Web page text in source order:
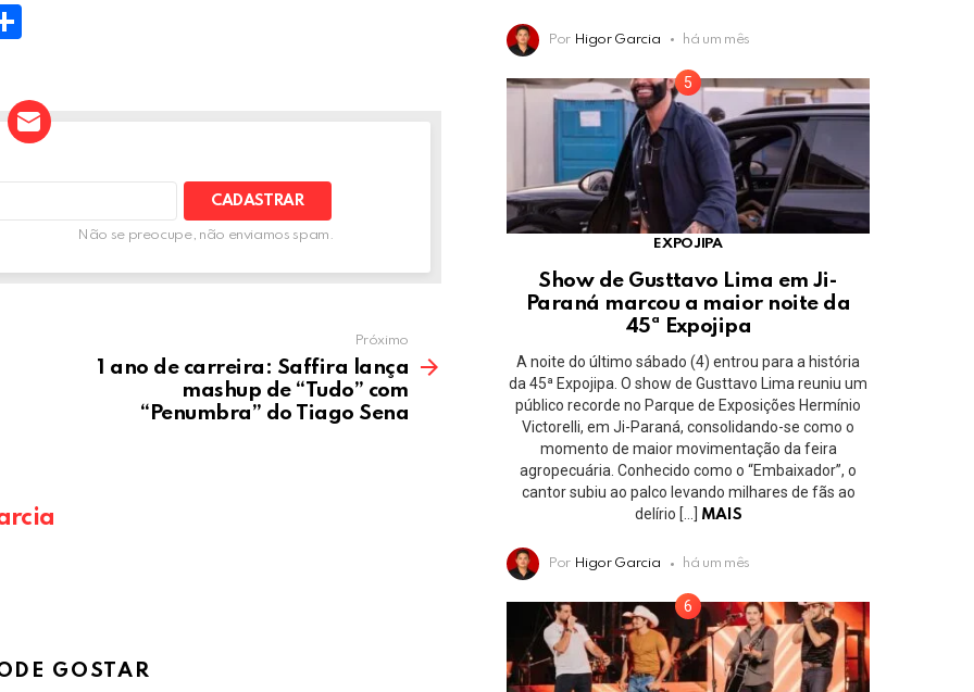
ar
e
Não se preocupe, não enviamos spam.
Próximo
1 ano de carreira: Saffira lança
mashup de “Tudo” com
“Penumbra” do Tiago Sena
GOSTAR
Por Higor Garcia há um mês
EXPOJIPA
Show de Gusttavo Lima em Ji-
Paraná marcou a maior noite da
45ª Expojipa
A noite do último sábado (4) entrou para a história
da 45ª Expojipa. O show de Gusttavo Lima reuniu um
público recorde no Parque de Exposições Hermínio
Victorelli, em Ji-Paraná, consolidando-se como o
momento de maior movimentação da feira
agropecuária. Conhecido como o “Embaixador”, o
cantor subiu ao palco levando milhares de fãs ao
delírio […]
MAIS
Por Higor Garcia há um mês